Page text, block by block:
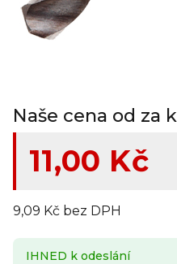
Naše cena od za
11,00 Kč
9,09 Kč bez DPH
IHNED k odeslání